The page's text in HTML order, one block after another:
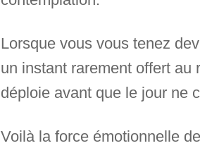
Lorsque vous vous tenez
un instant rarement offert au
déploie avant que le jour ne
Voilà la force émotionnelle